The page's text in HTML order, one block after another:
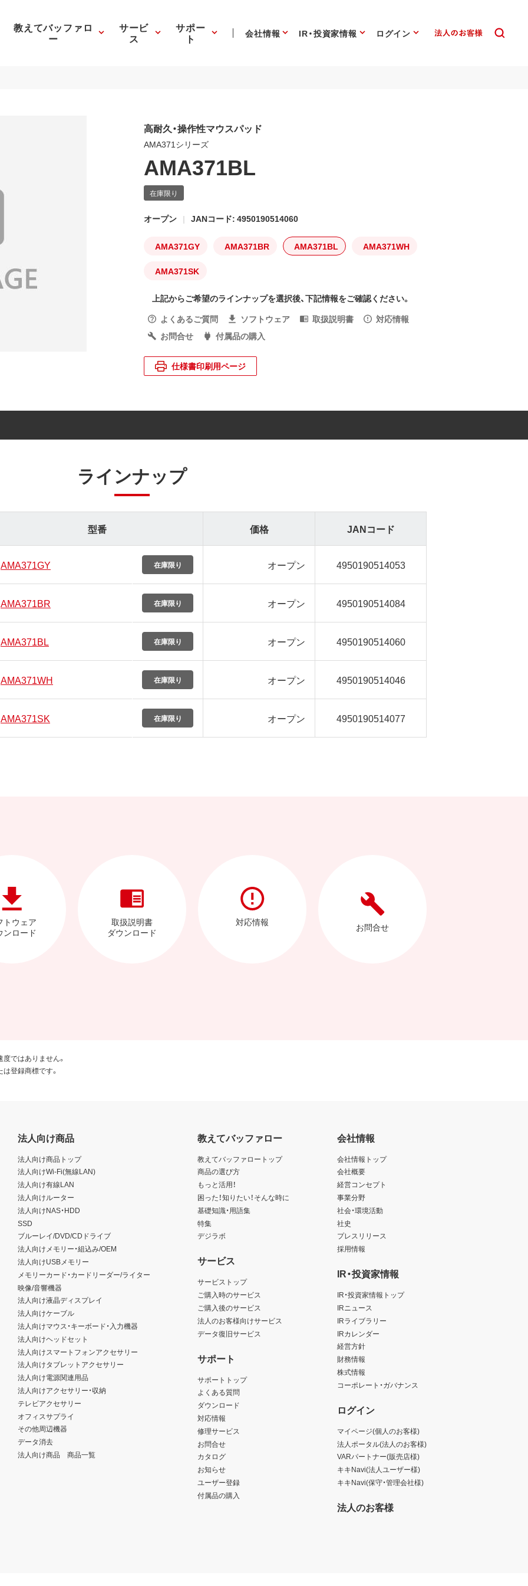
教えてバッファロ
ー
サービ
ス
サポー
ト 会社情報 IR・投資家情報 ログイン
高耐久・操作性マウスパッド
AMA371シリーズ
AMA371BL
オープン JANコード: 4950190514060
AMA371GY AMA371BR AMA371BL AMA371WH
AMA371SK
上記からご希望のラインナップを選択後、下記情報をご確認ください。
よくあるご質問
ソフトウェア 取扱説明書
対応情報
お問合せ
付属品の購入
仕様書印刷用ページ
ラインナップ
型番 価格 JANコード
AMA371GY オープン 4950190514053
AMA371BR オープン 4950190514084
AMA371BL オープン 4950190514060
AMA371WH オープン 4950190514046
AMA371SK オープン 4950190514077
トウェア
ンロード
取扱説明書
ダウンロード
対応情報 お問合せ
ではありません。
登録商標です。
法人向け商品
法人向け商品トップ
法人向けWi-Fi(無線LAN)
法人向け有線LAN
法人向けルーター
法人向けNAS・HDD
SSD
ブルーレイ/DVD/CDドライブ
法人向けメモリー・組込み/OEM
法人向けUSBメモリー
メモリーカード・カードリーダー/ライター
映像/音響機器
法人向け液晶ディスプレイ
法人向けケーブル
法人向けマウス・キーボード・入力機器
法人向けヘッドセット
法人向けスマートフォンアクセサリー
法人向けタブレットアクセサリー
法人向け電源関連用品
法人向けアクセサリー・収納
テレビアクセサリー
オフィスサプライ
その他周辺機器
データ消去
法人向け商品 商品一覧
教えてバッファロー
教えてバッファロートップ
商品の選び方
もっと活用！
困った！知りたい！そんな時に
基礎知識・用語集
特集
デジラボ
サービス
サービストップ
ご購入時のサービス
ご購入後のサービス
法人のお客様向けサービス
データ復旧サービス
サポート
サポートトップ
よくある質問
ダウンロード
対応情報
修理サービス
お問合せ
カタログ
お知らせ
ユーザー登録
付属品の購入
会社情報
会社情報トップ
会社概要
経営コンセプト
事業分野
社会・環境活動
社史
プレスリリース
採用情報
IR・投資家情報
IR・投資家情報トップ
IRニュース
IRライブラリー
IRカレンダー
経営方針
財務情報
株式情報
コーポレート・ガバナンス
ログイン
マイページ(個人のお客様)
法人ポータル(法人のお客様)
VARパートナー(販売店様)
キキNavi(法人ユーザー様)
キキNavi(保守・管理会社様)
法人のお客様